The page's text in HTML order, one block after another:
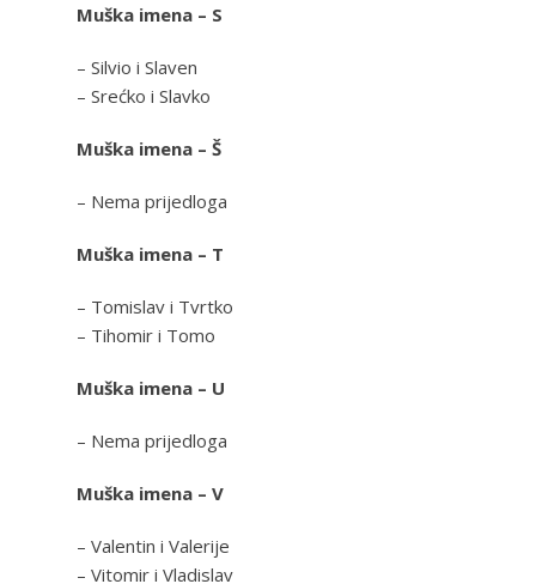
Muška imena – S
– Silvio i Slaven
– Srećko i Slavko
Muška imena – Š
– Nema prijedloga
Muška imena – T
– Tomislav i Tvrtko
– Tihomir i Tomo
Muška imena – U
– Nema prijedloga
Muška imena – V
– Valentin i Valerije
– Vitomir i Vladislav